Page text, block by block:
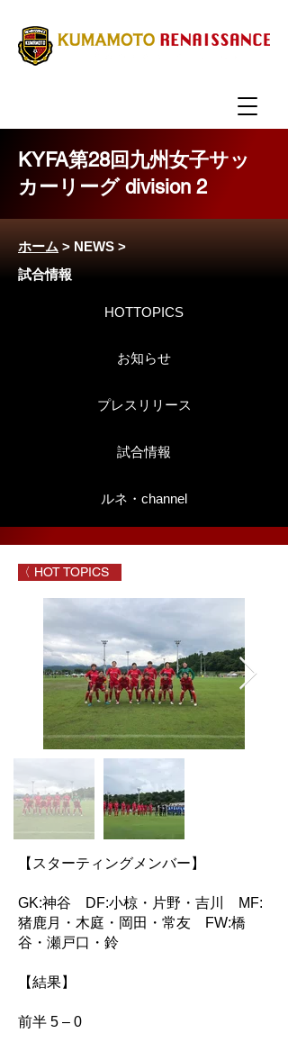
KYFA第28回九州女子サッ
カーリーグ division 2
ホーム > NEWS >
試合情報
HOTTOPICS
お知らせ
プレスリリース
試合情報
ルネ・channel
〈 HOT TOPICS
【スターティングメンバー】
GK:神谷 DF:小椋・片野・吉川 MF:
猪鹿月・木庭・岡田・常友 FW:橋
谷・瀬戸口・鈴
【結果】
前半 5 – 0